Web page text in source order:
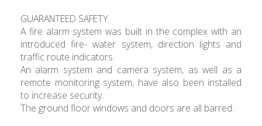
GUARANTEED SAFETY
A fire alarm system was built in the complex with an
introduced fire- water system, direction lights and
traffic route indicators.
An alarm system and camera system, as well as a
remote monitoring system, have also been installed
to increase security.
The ground floor windows and doors are all barred.